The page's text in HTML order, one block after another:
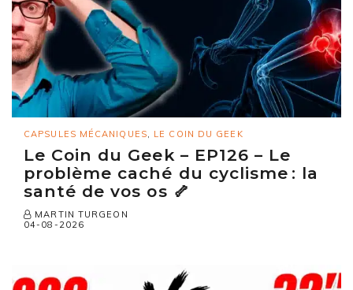
CAPSULES MÉCANIQUES LE COIN DU GEEK
Le Coin du Geek – EP126 – Le
problème caché du cyclisme : la
santé de vos os 🦴
MARTIN TURGEON
04-08-2026